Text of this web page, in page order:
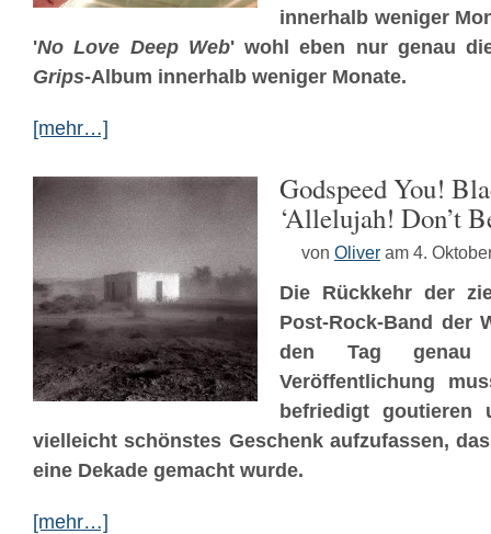
innerhalb weniger
'No Love Deep Web' wohl eben nur genau
Grips-Album innerhalb weniger Monate.
[mehr…]
Godspeed You!
‘Allelujah! Don’t
von Oliver am 4.
Die Rückkehr der
Post-Rock-Band der
den Tag
Veröffentlichung
befriedigt
vielleicht schönstes Geschenk aufzufassen,
eine Dekade gemacht wurde.
[mehr…]